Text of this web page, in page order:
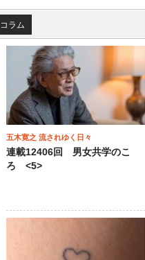
コラム
五木寛之 流されゆく日々
連載12406回 男女共学のこ
ろ <5>